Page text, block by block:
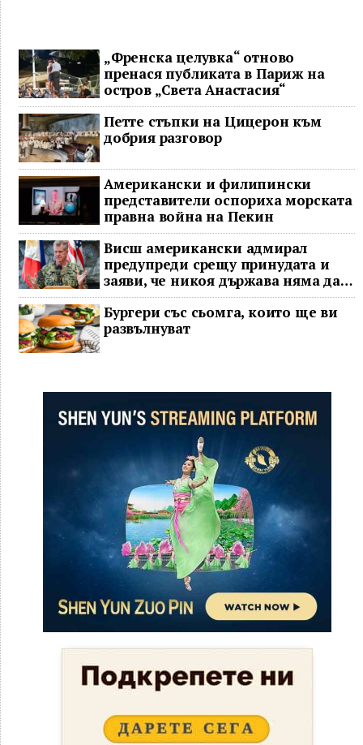
„Френска целувка“ отново
пренася публиката в Париж на
остров „Света Анастасия“
Петте стъпки на Цицерон към
добрия разговор
Американски и филипински
представители оспориха морската
правна война на Пекин
Висш американски адмирал
предупреди срещу принудата и
заяви, че никоя държава няма да
доминира в Индо-Тихоокеанския
регион
Бургери със сьомга, които ще ви
развълнуват